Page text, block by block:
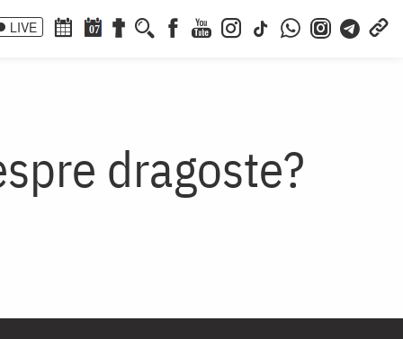
LIVE 07
dragoste?